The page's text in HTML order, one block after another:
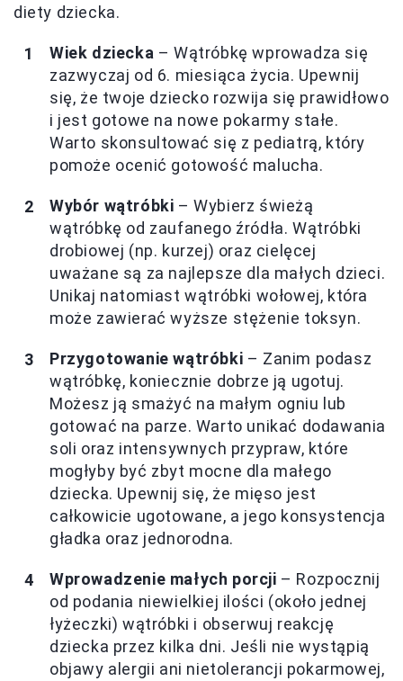
diety dziecka.
Wiek dziecka – Wątróbkę wprowadza się
zazwyczaj od 6. miesiąca życia. Upewnij
się, że twoje dziecko rozwija się prawidłowo
i jest gotowe na nowe pokarmy stałe.
Warto skonsultować się z pediatrą, który
pomoże ocenić gotowość malucha.
Wybór wątróbki – Wybierz świeżą
wątróbkę od zaufanego źródła. Wątróbki
drobiowej (np. kurzej) oraz cielęcej
uważane są za najlepsze dla małych dzieci.
Unikaj natomiast wątróbki wołowej, która
może zawierać wyższe stężenie toksyn.
Przygotowanie wątróbki – Zanim podasz
wątróbkę, koniecznie dobrze ją ugotuj.
Możesz ją smażyć na małym ogniu lub
gotować na parze. Warto unikać dodawania
soli oraz intensywnych przypraw, które
mogłyby być zbyt mocne dla małego
dziecka. Upewnij się, że mięso jest
całkowicie ugotowane, a jego konsystencja
gładka oraz jednorodna.
Wprowadzenie małych porcji – Rozpocznij
od podania niewielkiej ilości (około jednej
łyżeczki) wątróbki i obserwuj reakcję
dziecka przez kilka dni. Jeśli nie wystąpią
objawy alergii ani nietolerancji pokarmowej,